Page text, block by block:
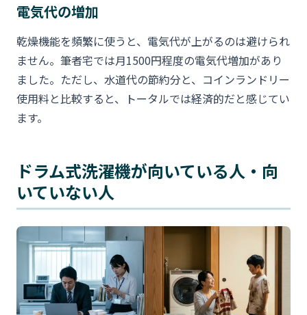
電気代の増加
乾燥機能を頻繁に使うと、電気代が上がるのは避けられ
ません。筆者宅では月1500円程度の電気代増加があり
ました。ただし、水道代の節約分と、コインランドリー
使用料と比較すると、トータルでは経済的だと感じてい
ます。
ドラム式洗濯機が向いている人・向
いていない人